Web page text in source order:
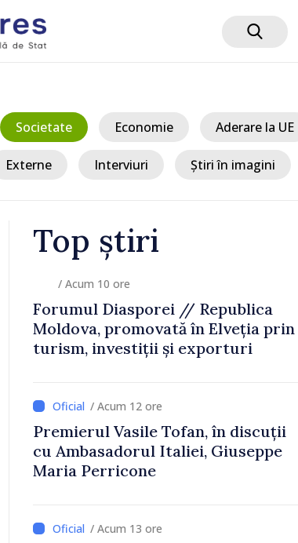
Societate Economie Aderare la UE
Externe Interviuri Știri în imagini
Top știri
/ Acum 10 ore
Forumul Diasporei // Republica
Moldova, promovată în Elveția prin
turism, investiții și exporturi
/ Acum 12 ore
Premierul Vasile Tofan, în discuții
cu Ambasadorul Italiei, Giuseppe
Maria Perricone
/ Acum 13 ore